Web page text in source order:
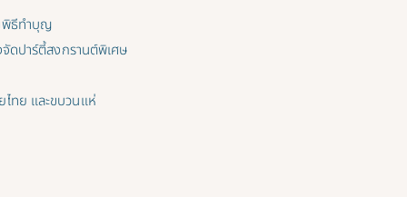
พิธีทำบุญ
ดปาร์ตี้สงกรานต์พิเศษ
ทย และขบวนแห่